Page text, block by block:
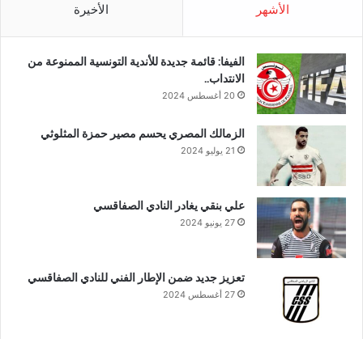
الأشهر الأخيرة
الفيفا: قائمة جديدة للأندية التونسية الممنوعة من
الانتداب..
20 أغسطس 2024
الزمالك المصري يحسم مصير حمزة المثلوثي
21 يوليو 2024
علي بنقي يغادر النادي الصفاقسي
27 يونيو 2024
تعزيز جديد ضمن الإطار الفني للنادي الصفاقسي
27 أغسطس 2024